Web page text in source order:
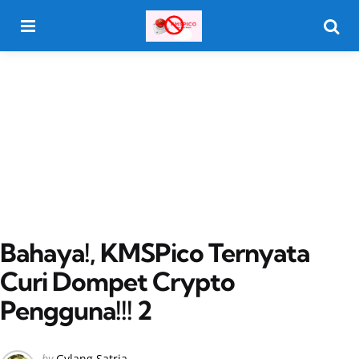
Bahaya!, KMSPico Ternyata
Curi Dompet Crypto
Pengguna!!! 2